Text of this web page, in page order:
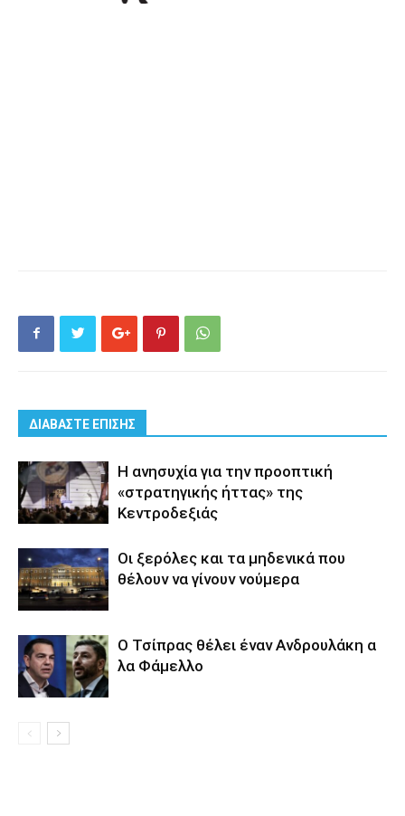
ΔΙΑΒΑΣΤΕ ΕΠΙΣΗΣ
Η ανησυχία για την προοπτική
«στρατηγικής ήττας» της
Κεντροδεξιάς
Οι ξερόλες και τα μηδενικά που
θέλουν να γίνουν νούμερα
Ο Τσίπρας θέλει έναν Ανδρουλάκη α
λα Φάμελλο